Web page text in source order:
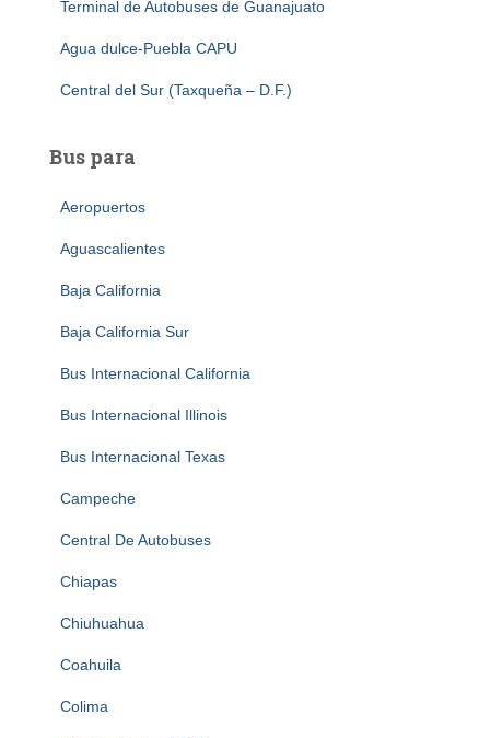
Terminal de Autobuses de Guanajuato
Agua dulce-Puebla CAPU
Central del Sur (Taxqueña – D.F.)
Bus para
Aeropuertos
Aguascalientes
Baja California
Baja California Sur
Bus Internacional California
Bus Internacional Illinois
Bus Internacional Texas
Campeche
Central De Autobuses
Chiapas
Chiuhuahua
Coahuila
Colima